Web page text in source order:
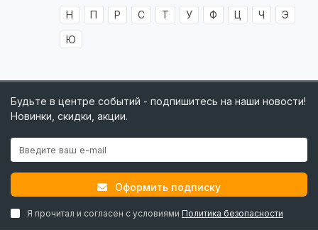
Н П Р С Т У Ф Ц Ч Э
Ю
Будьте в центре событий - подпишитесь на наши новости!
Новинки, скидки, акции.
Оформить подписку
Я прочитал и согласен с условиями Политика безопасности